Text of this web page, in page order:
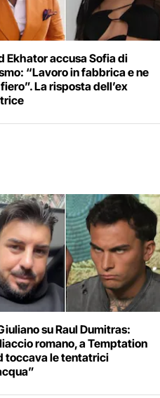
Ekhator accusa Sofia di
“Lavoro in fabbrica e ne
La risposta dell’ex
su Raul Dumitras:
romano, a Temptation
toccava le tentatrici